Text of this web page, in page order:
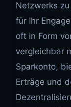
Netzwerks
für Ihr
oft in Form
vergleichbar
Sparkonto,
Erträge und